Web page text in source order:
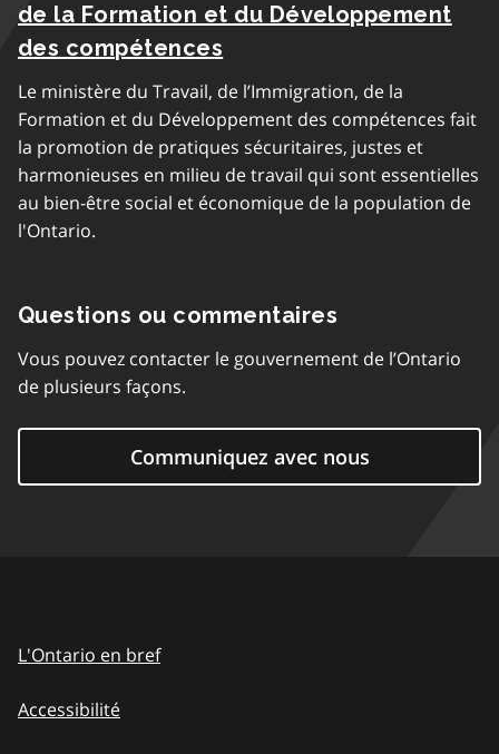
de la Formation et du Développement
des compétences
Le ministère du Travail, de l’Immigration, de la
Formation et du Développement des compétences fait
la promotion de pratiques sécuritaires, justes et
harmonieuses en milieu de travail qui sont essentielles
au bien-être social et économique de la population de
l'Ontario.
Questions ou commentaires
Vous pouvez contacter le gouvernement de l’Ontario
de plusieurs façons.
Communiquez avec nous
L'Ontario en bref
Accessibilité